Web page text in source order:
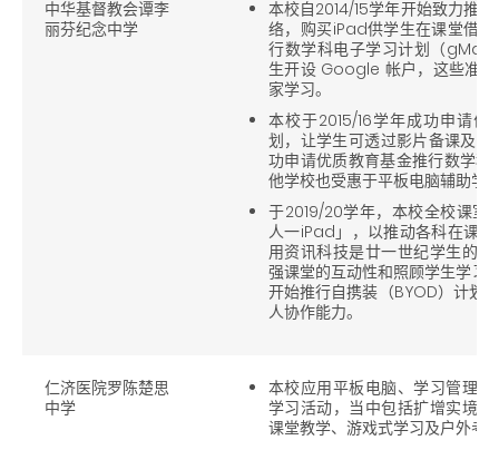
中华基督教会谭李
丽芬纪念中学
本校自2014/15学年开始致力推
络，购买iPad供学生在课堂借
行数学科电子学习计划（
生开设 Google 帐户，这些准
家学习。
本校于2015/16学年成功申请
划，让学生可透过影片备课及温
功申请优质教育基金推行数学
他学校也受惠于平板电脑辅助学
于2019/20学年，本校全校课室
人一iPad」，以推动各科在课
用资讯科技是廿一世纪学生的
强课堂的互动性和照顾学生学习
开始推行自携装（BYOD）计划
人协作能力。
仁济医院罗陈楚思
中学
本校应用平板电脑、学习管理
学习活动，当中包括扩增实境
课堂教学、游戏式学习及户外考